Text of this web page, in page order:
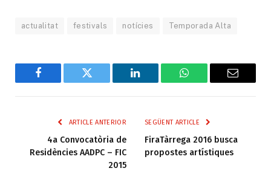
actualitat festivals notícies Temporada Alta
Facebook Twitter LinkedIn WhatsAppEmail
ARTICLE ANTERIOR
4a Convocatòria de
Residències AADPC – FIC
2015
SEGÜENT ARTICLE
FiraTàrrega 2016 busca
propostes artístiques